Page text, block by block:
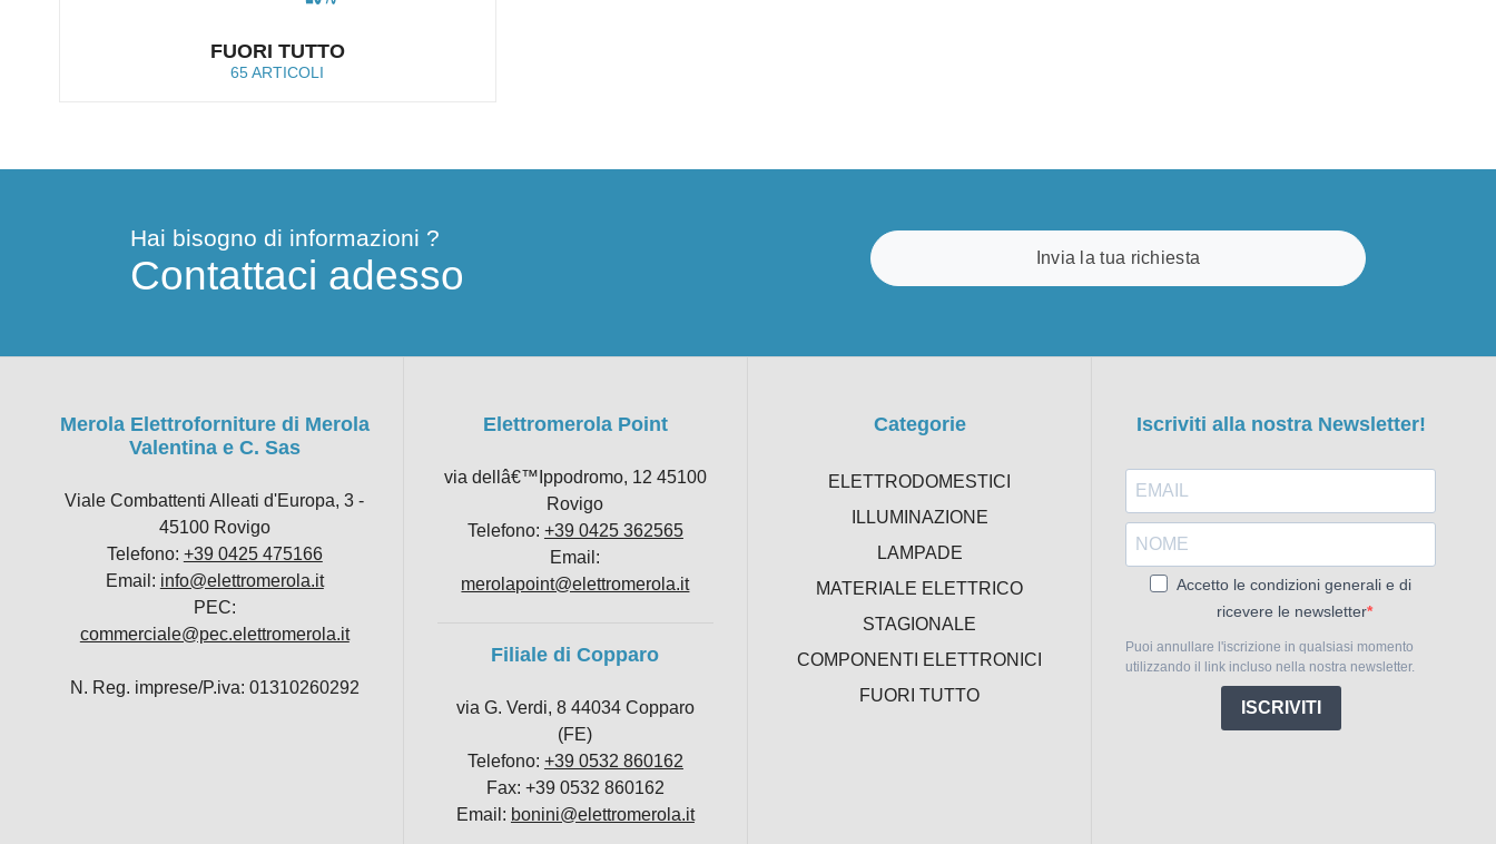
FUORI TUTTO
65 ARTICOLI
Hai bisogno di informazioni ?
Contattaci adesso Invia la tua richiesta
Merola Elettroforniture di Merola
Valentina e C. Sas
Viale Combattenti Alleati d'Europa, 3 -
45100 Rovigo
Telefono: +39 0425 475166
Email: info@elettromerola.it
PEC:
commerciale@pec.elettromerola.it
N. Reg. imprese/P.iva: 01310260292
Elettromerola Point
via dellâ€™Ippodromo, 12 45100
Rovigo
Telefono: +39 0425 362565
Email:
merolapoint@elettromerola.it
Filiale di Copparo
via G. Verdi, 8 44034 Copparo
(FE)
Telefono: +39 0532 860162
Fax: +39 0532 860162
Email: bonini@elettromerola.it
Categorie
ELETTRODOMESTICI
ILLUMINAZIONE
LAMPADE
MATERIALE ELETTRICO
STAGIONALE
COMPONENTI ELETTRONICI
FUORI TUTTO
Iscriviti alla nostra Newsletter!
Accetto le condizioni generali e di
ricevere le newsletter
Puoi annullare l'iscrizione in qualsiasi momento
utilizzando il link incluso nella nostra newsletter.
ISCRIVITI